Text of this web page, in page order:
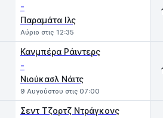
-
Παραμάτα Iλς
Αύριο στις 12:35
Κανμπέρα Ράιντερς
-
Νιούκασλ Νάιτς
9 Αυγούστου στις 07:00
Σεντ Τζορτζ Ντράγκονς